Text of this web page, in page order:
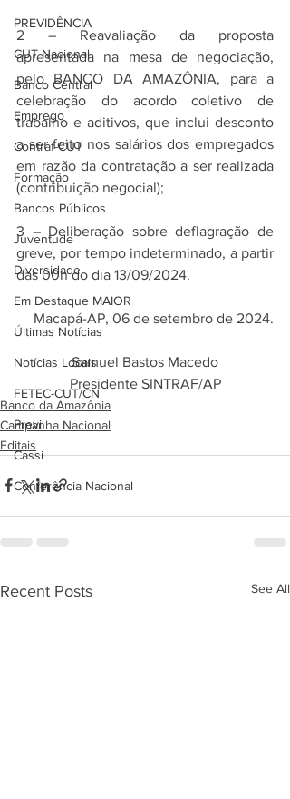
PREVIDÊNCIA
CUT Nacional
Banco Central
Emprego
Contraf-CUT
Formação
Bancos Públicos
Juventude
Diversidade
Em Destaque MAIOR
Últimas Notícias
Notícias Locais
FETEC-CUT/CN
Previ
Cassi
Conferência Nacional
2 – Reavaliação da proposta
apresentada na mesa de negociação,
pelo BANCO DA AMAZÔNIA, para a
celebração do acordo coletivo de
trabalho e aditivos, que inclui desconto
a ser feito nos salários dos empregados
em razão da contratação a ser realizada
(contribuição negocial);
3 – Deliberação sobre deflagração de
greve, por tempo indeterminado, a partir
das 00h do dia 13/09/2024.
Macapá-AP, 06 de setembro de 2024.
Samuel Bastos Macedo
Presidente SINTRAF/AP
Banco da Amazônia
Campanha Nacional
Editais
Recent Posts See All